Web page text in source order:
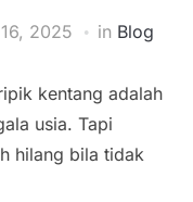
2025 in Blog
kentang adalah
usia. Tapi
hilang bila tidak